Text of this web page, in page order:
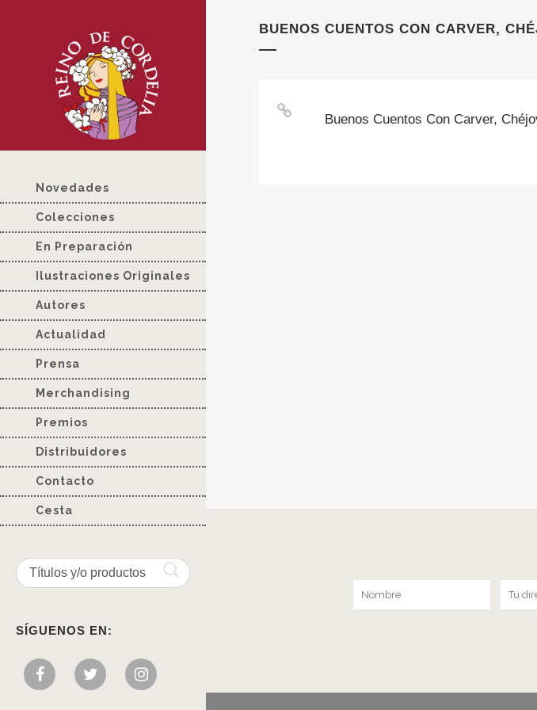
Novedades
Colecciones
En Preparación
Ilustraciones Originales
Autores
Actualidad
Prensa
Merchandising
Premios
Distribuidores
Contacto
Cesta
SÍGUENOS EN:
BUENOS CUENTOS CON CARVER,
Buenos Cuentos Con Carver,